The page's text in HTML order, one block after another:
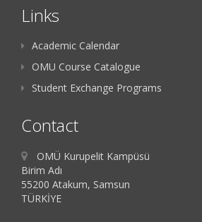
Links
Academic Calendar
OMU Course Catalogue
Student Exchange Programs
Contact
OMÜ Kurupelit Kampüsü
Birim Adı
55200 Atakum, Samsun
TÜRKİYE